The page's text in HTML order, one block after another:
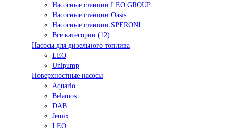
Насосные станции LEO GROUP
Насосные станции Oasis
Насосные станции SPERONI
Все категории (12)
Насосы для дизельного топлива
LEO
Unipump
Поверхностные насосы
Aquario
Belamos
DAB
Jemix
LEO